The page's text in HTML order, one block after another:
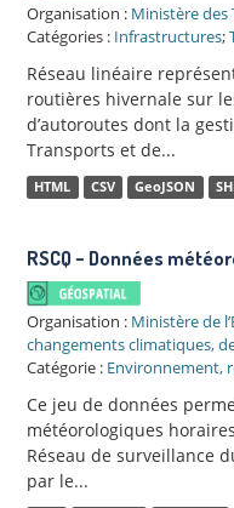
Organisation : Ministère
Catégories : Infrastructures;
Réseau linéaire
routières hivernale sur
d’autoroutes dont la
Transports et de...
HTML CSV GeoJSON
RSCQ − Données
Organisation : Ministère de
changements climatiques,
Catégorie : Environnement,
Ce jeu de données
météorologiques
Réseau de surveillance
par le...